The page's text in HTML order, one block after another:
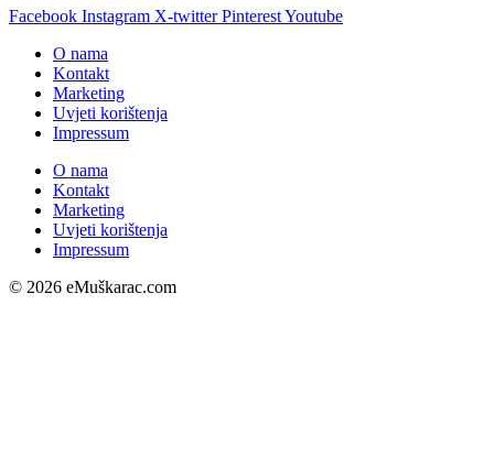
Facebook Instagram X-twitter PinterestYoutube
O nama
Kontakt
Marketing
Uvjeti korištenja
Impressum
O nama
Kontakt
Marketing
Uvjeti korištenja
Impressum
© 2026 eMuškarac.com